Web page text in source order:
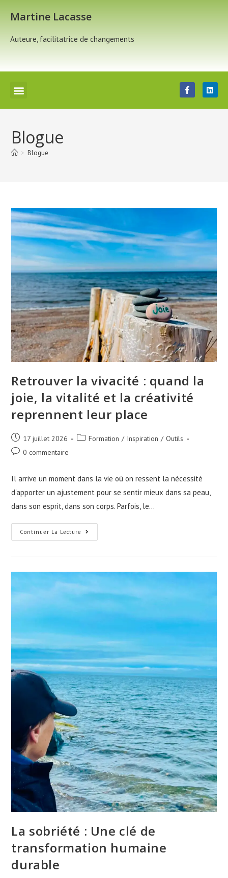
Martine Lacasse
Auteure, facilitatrice de changements
Blogue
> Blogue
Retrouver la vivacité : quand la
joie, la vitalité et la créativité
reprennent leur place
17 juillet 2026 Formation / Inspiration / Outils
0 commentaire
Il arrive un moment dans la vie où on ressent la nécessité
d'apporter un ajustement pour se sentir mieux dans sa peau,
dans son esprit, dans son corps. Parfois, le…
Continuer La Lecture
La sobriété : Une clé de
transformation humaine
durable